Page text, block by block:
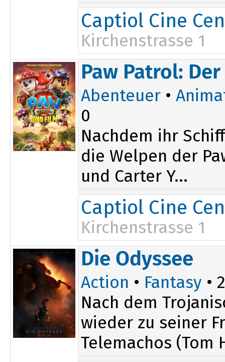
Captiol Cine
Kirchenstrasse 1
13:45
15:50
20:30
Paw Patrol:
Abenteuer •
0
Nachdem ihr
die Welpen der
und Carter Y...
Captiol Cine
Kirchenstrasse 1
13:50
15:50
18:00
Die Odyssee
Action • Fantasy •
Nach dem
wieder zu seiner
Telemachos (Tom